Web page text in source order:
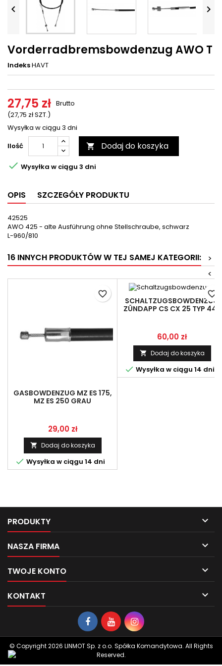
 
 
Vorderradbremsbowdenzug AWO T
IndeksHAVT
27,75 zł
(27,75 zł SZT.)
Brutto
Wysyłka w ciągu 3 dni
Ilość
 Dodaj do koszyka
 Wysyłka w ciągu 3 dni
OPIS SZCZEGÓŁY PRODUKTU
42525
AWO 425 - alte Ausführung ohne Stellschraube, schwarz
L-960/810
16 INNYCH PRODUKTÓW W TEJ SAMEJ KATEGORII:
>
<
GASBOWDENZUG MZ ES 175,
MZ ES 250 GRAU
Cena
29,00 zł
 Dodaj do koszyka
 Wysyłka w ciągu 14 dni
favorite_border
SCHALTZUGSBOWDENZUG
ZÜNDAPP CS CX 25 TYP 448
Cena
60,00 zł
 Dodaj do koszyka
 Wysyłka w ciągu 14 dni
favorite_border
PRODUKTY 
NASZA FIRMA 
TWOJE KONTO 
KONTAKT 
© Copyright 2026 LINMOT Sp. z o.o. Spółka Komandytowa. All Rights
Reserved.